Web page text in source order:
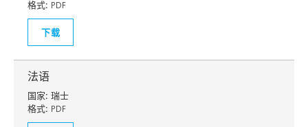
格式: PDF
下载
法语
国家: 瑞士
格式: PDF